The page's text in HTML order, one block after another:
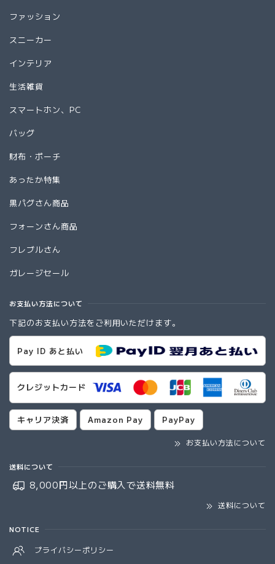
ファッション
スニーカー
インテリア
生活雑貨
スマートホン、PC
バッグ
財布・ポーチ
あったか特集
黒パグさん商品
フォーンさん商品
フレブルさん
ガレージセール
お支払い方法について
下記のお支払い方法をご利用いただけます。
Pay ID あと払い
クレジットカード
キャリア決済 Amazon Pay PayPay
お支払い方法について
送料について
8,000円以上のご購入で送料無料
送料について
NOTICE
プライバシーポリシー